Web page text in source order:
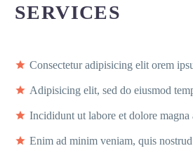
SERVICES
Consectetur adipisicing elit orem
Adipisicing elit, sed do eiusmod
Incididunt ut labore et dolore magna
Enim ad minim veniam, quis